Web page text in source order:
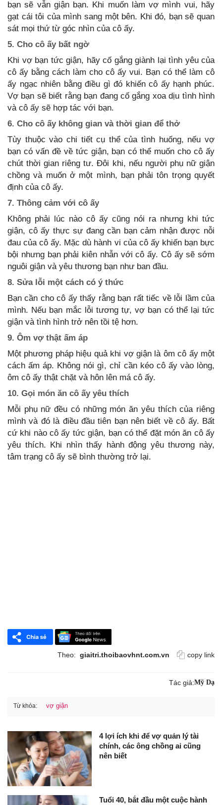
bạn sẽ vẫn giận bạn. Khi muốn làm vợ mình vui, hãy
gạt cái tôi của mình sang một bên. Khi đó, bạn sẽ quan
sát mọi thứ từ góc nhìn của cô ấy.
5. Cho cô ấy bất ngờ
Khi vợ bạn tức giận, hãy cố gắng giành lại tình yêu của
cô ấy bằng cách làm cho cô ấy vui. Bạn có thể làm cô
ấy ngạc nhiên bằng điều gì đó khiến cô ấy hạnh phúc.
Vợ bạn sẽ biết rằng bạn đang cố gắng xoa dịu tình hình
và cô ấy sẽ hợp tác với bạn.
6. Cho cô ấy không gian và thời gian để thở
Tùy thuộc vào chi tiết cụ thể của tình huống, nếu vợ
bạn có vấn đề về tức giận, bạn có thể muốn cho cô ấy
chút thời gian riêng tư. Đôi khi, nếu người phụ nữ giận
chồng và muốn ở một mình, bạn phải tôn trọng quyết
định của cô ấy.
7. Thông cảm với cô ấy
Không phải lúc nào cô ấy cũng nói ra nhưng khi tức
giận, cô ấy thực sự đang cần bạn cảm nhận được nỗi
đau của cô ấy. Mặc dù hành vi của cô ấy khiến bạn bực
bội nhưng bạn phải kiên nhẫn với cô ấy. Cô ấy sẽ sớm
nguôi giận và yêu thương bạn như ban đầu.
8. Sửa lỗi một cách có ý thức
Bạn cần cho cô ấy thấy rằng bạn rất tiếc về lỗi lầm của
mình. Nếu bạn mắc lỗi tương tự, vợ bạn có thể lại tức
giận và tình hình trở nên tồi tệ hơn.
9. Ôm vợ thật ấm áp
Một phương pháp hiệu quả khi vợ giận là ôm cô ấy một
cách ấm áp. Không nói gì, chỉ cần kéo cô ấy vào lòng,
ôm cô ấy thật chặt và hôn lên má cô ấy.
10. Gọi món ăn cô ấy yêu thích
Mỗi phụ nữ đều có những món ăn yêu thích của riêng
mình và đó là điều đầu tiên bạn nên biết về cô ấy. Bất
cứ khi nào cô ấy tức giận, bạn có thể đặt món ăn cô ấy
yêu thích. Khi nhìn thấy hành động yêu thương này,
tâm trạng cô ấy sẽ bình thường trở lại.
Theo: giaitri.thoibaovhnt.com.vn copy link
Tác giả:Mỹ Dạ
Từ khóa: vợ giận
4 lợi ích khi để vợ quản lý tài
chính, các ông chồng ai cũng
nên biết
Tuổi 40, bắt đầu một cuộc hành